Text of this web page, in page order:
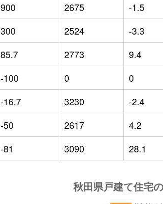
900 2675 -1.5
300 2524 -3.3
85.7 2773 9.4
-100 0 0
-16.7 3230 -2.4
-50 2617 4.2
-81 3090 28.1